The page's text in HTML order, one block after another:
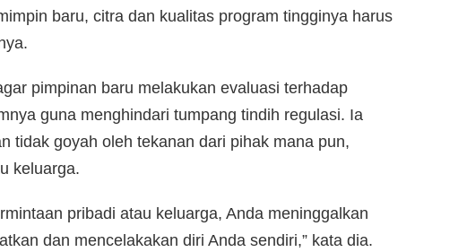
baru, citra dan kualitas program tingginya harus
pimpinan baru melakukan evaluasi terhadap
guna menghindari tumpang tindih regulasi. Ia
tidak goyah oleh tekanan dari pihak mana pun,
keluarga.
pribadi atau keluarga, Anda meninggalkan
dan mencelakakan diri Anda sendiri,” kata dia.